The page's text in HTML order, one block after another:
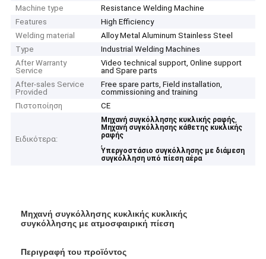
Machine type
Resistance Welding Machine
Features
High Efficiency
Welding material
Alloy Metal Aluminum Stainless Steel
Type
Industrial Welding Machines
After Warranty
Service
Video technical support, Online support
and Spare parts
After-sales Service
Provided
Free spare parts, Field installation,
commissioning and training
Πιστοποίηση
CE
Ειδικότερα:
Μηχανή συγκόλλησης κυκλικής ραφής,
Μηχανή συγκόλλησης κάθετης κυκλικής
ραφής
,
Υπεργοστάσιο συγκόλλησης με διάμεση
συγκόλληση υπό πίεση αέρα
Μηχανή συγκόλλησης κυκλικής κυκλικής
συγκόλλησης με ατμοσφαιρική πίεση
Περιγραφή του προϊόντος